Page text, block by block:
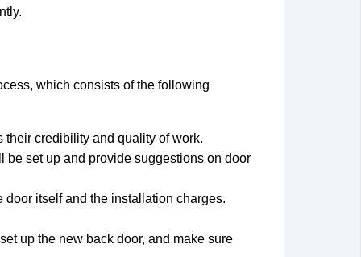
which consists of the following
credibility and quality of work.
set up and provide suggestions on door
itself and the installation charges.
up the new back door, and make sure